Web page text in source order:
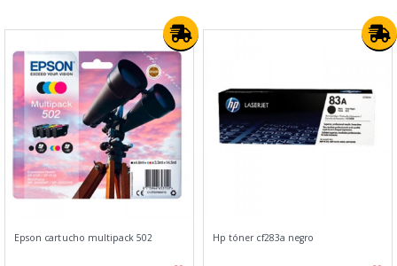
Epson cartucho multipack 502 Hp tóner cf283a negro